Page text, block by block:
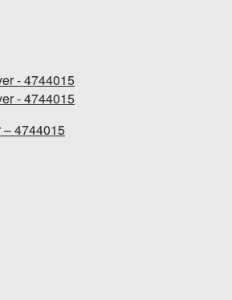
– 4744015